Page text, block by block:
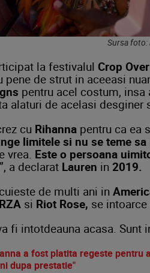
Sursa foto:
la festivalul Crop Over
pene de strut in aceeasi
pentru acel costum,
alaturi de acelasi desginer
cu Rihanna pentru ca ea
limitele si nu se teme
vrea. Este o persoana
a declarat Lauren in 2019.
de multi ani in
RZA si Riot Rose, se
fi intotdeauna acasa. Sunt
a fost platita regeste
dupa prestatie"